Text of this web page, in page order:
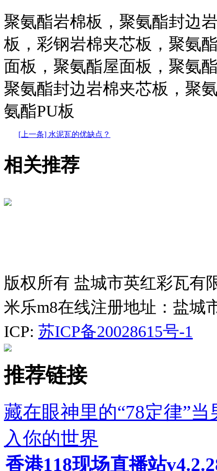
聚氨酯岩棉板，聚氨酯封边
板，彩钢岩棉夹芯板，聚氨
面板，聚氨酯屋面板，聚氨
聚氨酯封边岩棉夹芯板，聚
氨酯PU板
[上一条] 水泥瓦的优缺点？
相关推荐
版权所有 盐城市英红彩瓦有
米乐m8在线注册地址：盐城
ICP: 苏ICP备20028615号-1
推荐链接
藏在眼神里的“78定律”
入你的世界
香港118现场直播站